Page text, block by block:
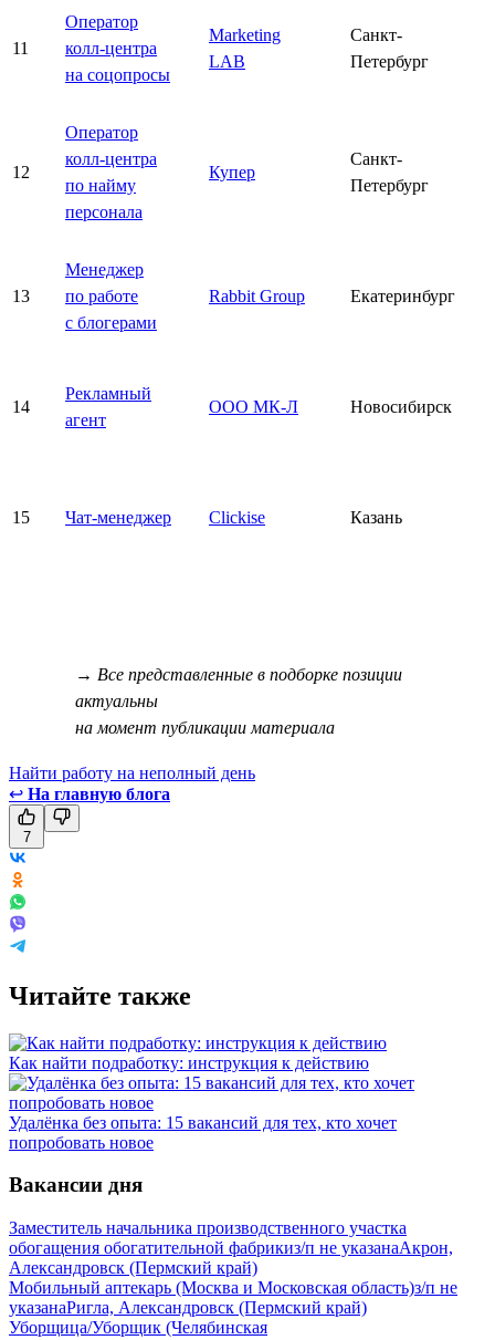
11
Оператор
колл-центра
на соцопросы
Marketing
LAB
Санкт-
Петербург
12
Оператор
колл-центра
по найму
персонала
Купер
Санкт-
Петербург
13
Менеджер
по работе
с блогерами
Rabbit Group Екатеринбург
14
Рекламный
агент
ООО МК-Л Новосибирск
15 Чат-менеджер Clickise Казань
→ Все представленные в подборке позиции
актуальны
на момент публикации материала
Найти работу на неполный день
↩ На главную блога
7
Читайте также
Как найти подработку: инструкция к действию
Удалёнка без опыта: 15 вакансий для тех, кто хочет
попробовать новое
Вакансии дня
Заместитель начальника производственного участка
обогащения обогатительной фабрикиз/п не указанаАкрон,
Александровск (Пермский край)
Мобильный аптекарь (Москва и Московская область)з/п не
указанаРигла, Александровск (Пермский край)
Уборщица/Уборщик (Челябинская